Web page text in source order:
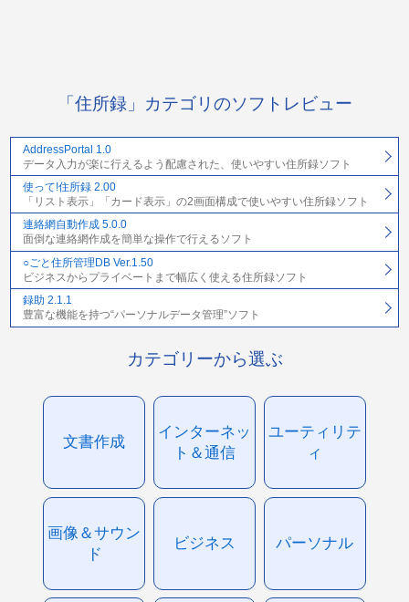
「住所録」カテゴリのソフトレビュー
AddressPortal 1.0
データ入力が楽に行えるよう配慮された、使いやすい住所録ソフト
使って!住所録 2.00
「リスト表示」「カード表示」の2画面構成で使いやすい住所録ソフト
連絡網自動作成 5.0.0
面倒な連絡網作成を簡単な操作で行えるソフト
○ごと住所管理DB Ver.1.50
ビジネスからプライベートまで幅広く使える住所録ソフト
録助 2.1.1
豊富な機能を持つ“パーソナルデータ管理”ソフト
カテゴリーから選ぶ
文書作成
インターネッ
ト＆通信
ユーティリテ
ィ
画像＆サウン
ド
ビジネス パーソナル